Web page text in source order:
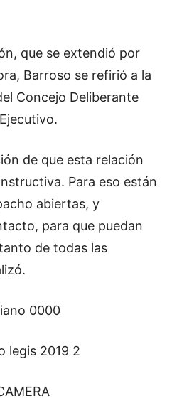
que se extendió por
Barroso se refirió a la
Concejo Deliberante
de que esta relación
Para eso están
abiertas, y
para que puedan
de todas las